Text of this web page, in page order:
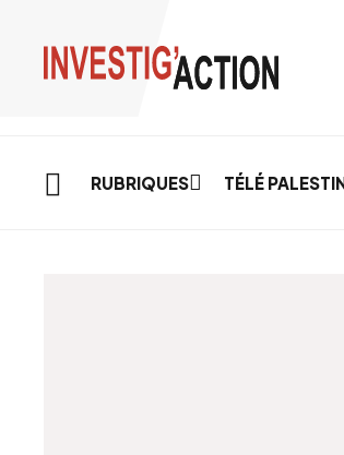
RUBRIQUES TÉLÉ